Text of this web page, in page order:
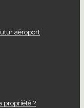
aéroport
propriété ?